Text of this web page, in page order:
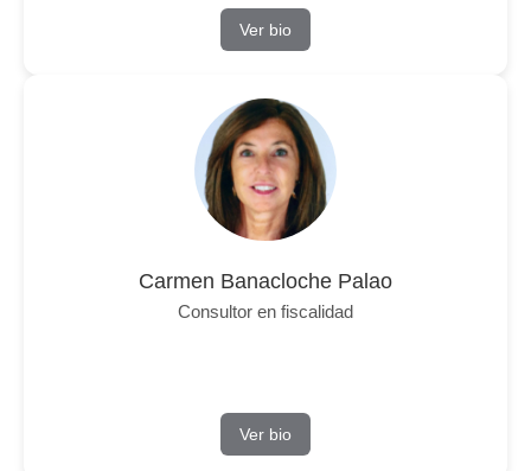
Ver bio
Carmen Banacloche Palao
Consultor en fiscalidad
Ver bio